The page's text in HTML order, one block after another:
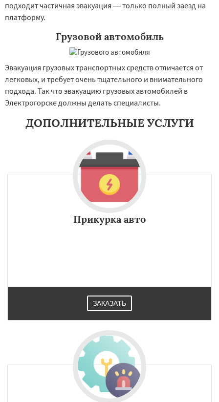
подходит частичная эвакуация — только полный заезд на
платформу.
Грузовой автомобиль
Эвакуация грузовых транспортных средств отличается от
легковых, и требует очень тщательного и внимательного
подхода. Так что эвакуацию грузовых автомобилей в
Электрогорске должны делать специалисты.
ДОПОЛНИТЕЛЬНЫЕ УСЛУГИ
Прикурка авто
ЗАКАЗАТЬ